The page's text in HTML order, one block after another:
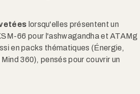
lorsqu'elles présentent un
66 pour l'ashwagandha et ATAMg
en packs thématiques (Énergie,
360), pensés pour couvrir un